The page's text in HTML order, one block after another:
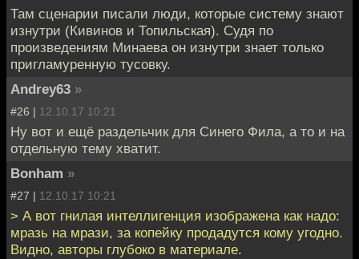
Там сценарии писали люди, которые систему знают
изнутри (Кивинов и Топильская). Судя по
произведениям Минаева он изнутри знает только
пригламуренную тусовку.
Andrey63 »
#26 | 12.10.17 10:21
Ну вот и ещё раздельчик для Синего Фила, а то и на
отдельную тему хватит.
Bonham »
#27 | 12.10.17 10:21
> А вот гнилая интеллигенция изображена как надо:
мразь на мрази, за копейку продадутся кому угодно.
Видно, авторы глубоко в материале.